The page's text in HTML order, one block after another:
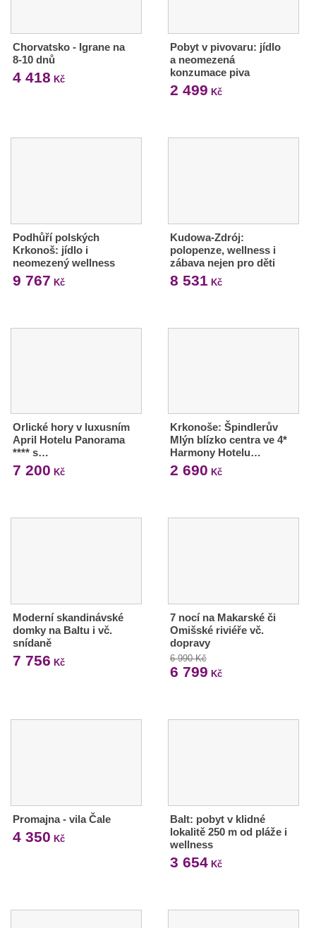
Chorvatsko - Igrane na
8-10 dnů
4 418 Kč
Pobyt v pivovaru: jídlo
a neomezená
konzumace piva
2 499 Kč
Podhůří polských
Krkonoš: jídlo i
neomezený wellness
9 767 Kč
Kudowa-Zdrój:
polopenze, wellness i
zábava nejen pro děti
8 531 Kč
Orlické hory v luxusním
April Hotelu Panorama
**** s…
7 200 Kč
Krkonoše: Špindlerův
Mlýn blízko centra ve 4*
Harmony Hotelu…
2 690 Kč
Moderní skandinávské
domky na Baltu i vč.
snídaně
7 756 Kč
7 nocí na Makarské či
Omišské riviéře vč.
dopravy
6 990 Kč
6 799 Kč
Promajna - vila Čale
4 350 Kč
Balt: pobyt v klidné
lokalitě 250 m od pláže i
wellness
3 654Kč